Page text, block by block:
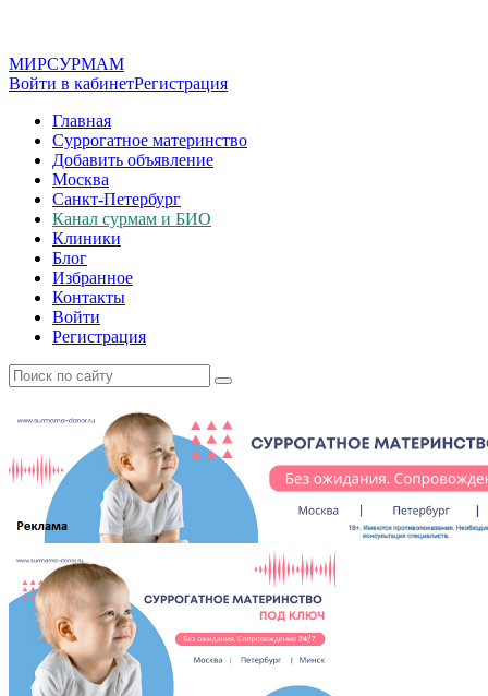
МИРСУРМАМ
Войти в кабинетРегистрация
Главная
Суррогатное материнство
Добавить объявление
Москва
Санкт-Петербург
Канал сурмам и БИО
Клиники
Блог
Избранное
Контакты
Войти
Регистрация